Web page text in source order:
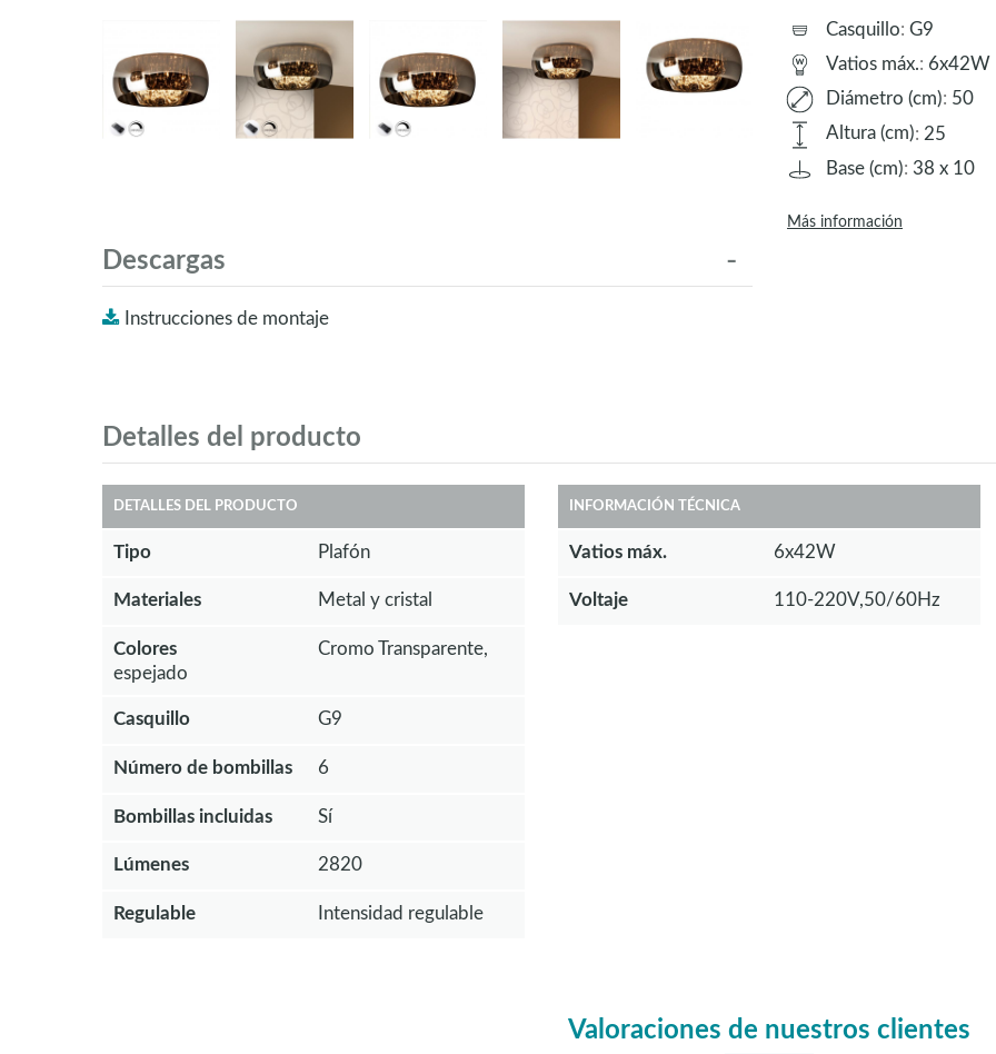
Casquillo: G9
Vatios máx.: 6x42W
Diámetro (cm): 50
Altura (cm): 25
Base (cm): 38 x 10
Más información
Descargas
Instrucciones de montaje
Detalles del producto
DETALLES DEL PRODUCTO
Tipo Plafón
Materiales Metal y cristal
Colores
Cromo Transparente,
espejado
Casquillo G9
Número de bombillas 6
Bombillas incluidas Sí
Lúmenes 2820
Regulable Intensidad regulable
INFORMACIÓN TÉCNICA
Vatios máx. 6x42W
Voltaje 110-220V,50/60Hz
Valoraciones de nuestros clientes